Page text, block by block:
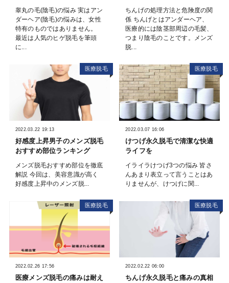
睾丸の毛(陰毛)の悩み 実はアン
ダーヘア(陰毛)の悩みは、女性
特有のものではありません。
最近は人気のヒゲ脱毛を筆頭
に...
ちんげの処理方法と危険度の関
係 ちんげとはアンダーヘア、
医療的には陰茎部周辺の毛髪、
つまり陰毛のことです。メンズ
脱...
医療脱毛
2022.03.22 19:13
好感度上昇男子のメンズ脱毛
おすすめ部位ランキング
メンズ脱毛おすすめ部位を徹底
解説 今回は、美容意識が高く
好感度上昇中のメンズ脱...
医療脱毛
2022.03.07 16:06
けつげ永久脱毛で清潔な快適
ライフを
イライラけつげ3つの悩み 皆さ
んあまり表立って言うことはあ
りませんが、けつげに関...
医療脱毛
2022.02.26 17:56
医療メンズ脱毛の痛みは耐え
医療脱毛
2022.02.22 06:00
ちんげ永久脱毛と痛みの真相